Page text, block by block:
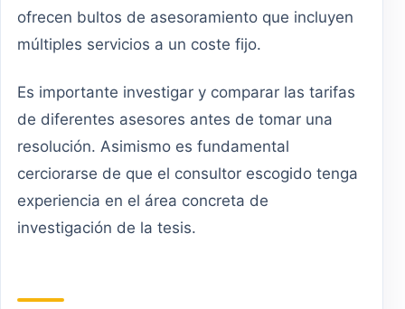
ofrecen bultos de asesoramiento que incluyen
múltiples servicios a un coste fijo.
Es importante investigar y comparar las tarifas
de diferentes asesores antes de tomar una
resolución. Asimismo es fundamental
cerciorarse de que el consultor escogido tenga
experiencia en el área concreta de
investigación de la tesis.